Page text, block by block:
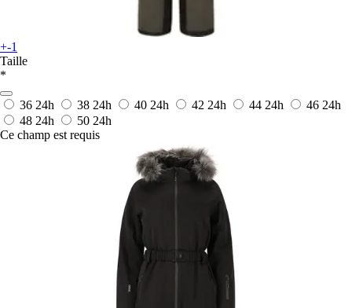
+-1
Taille
*
36 24h 38 24h 40 24h 42 24h 44 24h 46 24h
48 24h 50 24h
Ce champ est requis